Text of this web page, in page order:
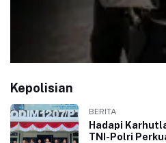
Kepolisian
BERITA
Hadapi
TNI-Polri